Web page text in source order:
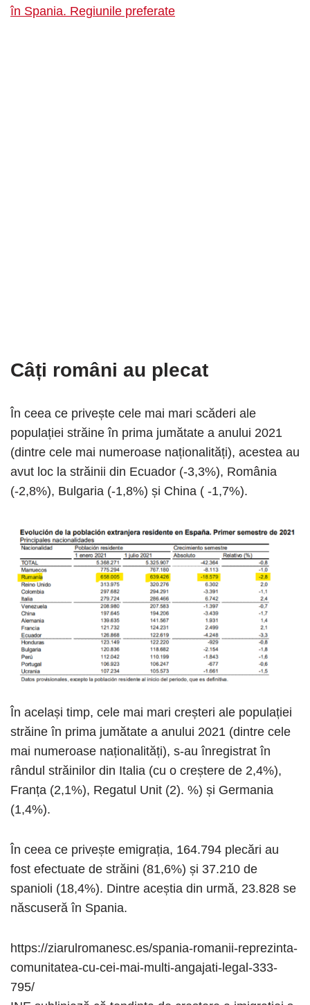
în Spania. Regiunile preferate
Câți români au plecat
În ceea ce privește cele mai mari scăderi ale
populației străine în prima jumătate a anului 2021
(dintre cele mai numeroase naționalități), acestea au
avut loc la străinii din Ecuador (-3,3%), România
(-2,8%), Bulgaria (-1,8%) și China ( -1,7%).
În același timp, cele mai mari creșteri ale populației
străine în prima jumătate a anului 2021 (dintre cele
mai numeroase naționalități), s-au înregistrat în
rândul străinilor din Italia (cu o creștere de 2,4%),
Franța (2,1%), Regatul Unit (2). %) și Germania
(1,4%).
În ceea ce privește emigrația, 164.794 plecări au
fost efectuate de străini (81,6%) și 37.210 de
spanioli (18,4%). Dintre aceștia din urmă, 23.828 se
născuseră în Spania.
https://ziarulromanesc.es/spania-romanii-reprezinta-
comunitatea-cu-cei-mai-multi-angajati-legal-333-
795/